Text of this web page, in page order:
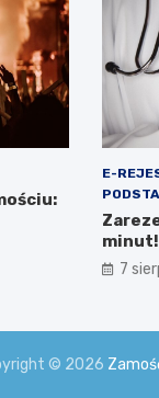
E-
minut!
7
© 2026